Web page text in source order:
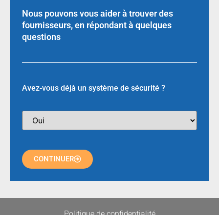
Nous pouvons vous aider à trouver des
fournisseurs, en répondant à quelques
questions
Avez-vous déjà un système de sécurité ?
CONTINUER